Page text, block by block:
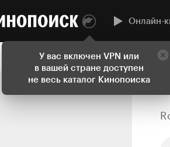
У вас включен VPN или
в вашей стране доступен
не весь каталог Кинопоиска
Онлайн-